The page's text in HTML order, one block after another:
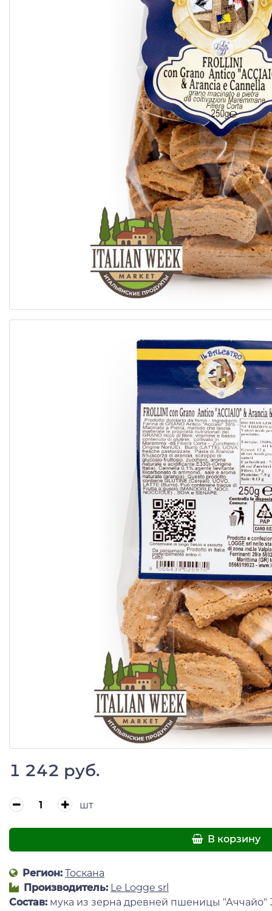
1 242 руб.
шт
В корзину
Регион: Тоскана
Производитель: Le Logge srl
Состав: мука из зерна древней пшеницы "Аччайо"